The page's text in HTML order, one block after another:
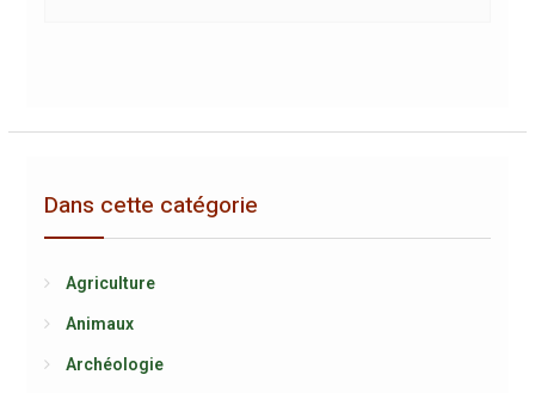
Dans cette catégorie
Agriculture
Animaux
Archéologie